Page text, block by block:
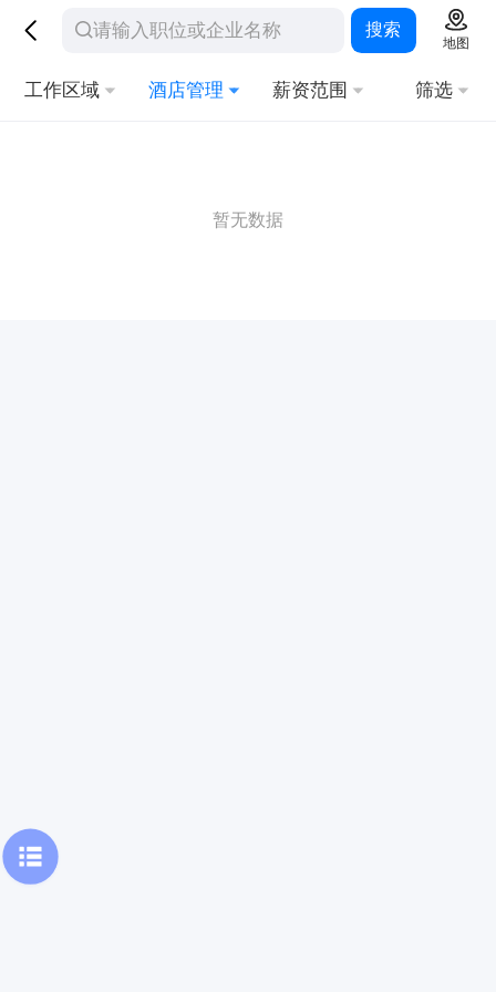
搜索
地图
工作区域 酒店管理 薪资范围 筛选
暂无数据